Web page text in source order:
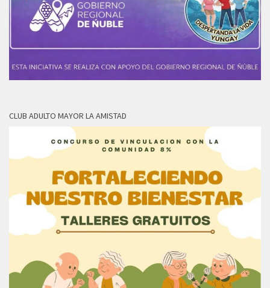
CLUB ADULTO MAYOR LA AMISTAD